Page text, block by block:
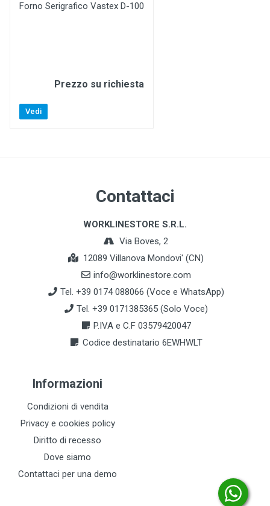
Forno Serigrafico Vastex D-100
Prezzo su richiesta
Vedi
Contattaci
WORKLINESTORE S.R.L.
Via Boves, 2
12089 Villanova Mondovi' (CN)
info@worklinestore.com
Tel. +39 0174 088066 (Voce e WhatsApp)
Tel. +39 0171385365 (Solo Voce)
P.IVA e C.F 03579420047
Codice destinatario 6EWHWLT
Informazioni
Condizioni di vendita
Privacy e cookies policy
Diritto di recesso
Dove siamo
Contattaci per una demo